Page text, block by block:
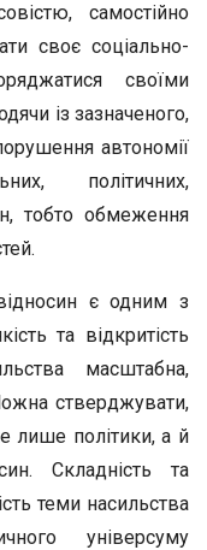
самостійно
своє соціально-
своїми
із зазначеного,
автономії
політичних,
тобто обмеження
є одним з
та відкритість
масштабна,
стверджувати,
лише політики, а й
Складність та
теми насильства
універсуму